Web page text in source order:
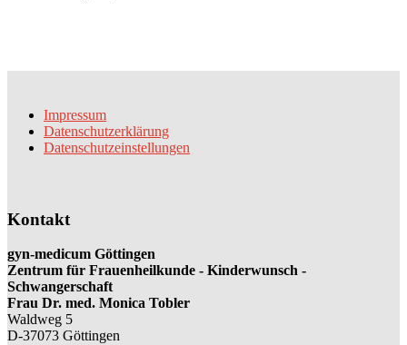
Impressum
Datenschutzerklärung
Datenschutzeinstellungen
Kontakt
gyn-medicum Göttingen
Zentrum für Frauenheilkunde - Kinderwunsch -
Schwangerschaft
Frau Dr. med. Monica Tobler
Waldweg 5
D-37073 Göttingen